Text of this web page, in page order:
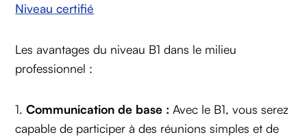
Niveau certifié
Les avantages du niveau B1 dans le milieu
professionnel :
1.Communication de base : Avec le B1, vous serez
capable de participer à des réunions simples et de